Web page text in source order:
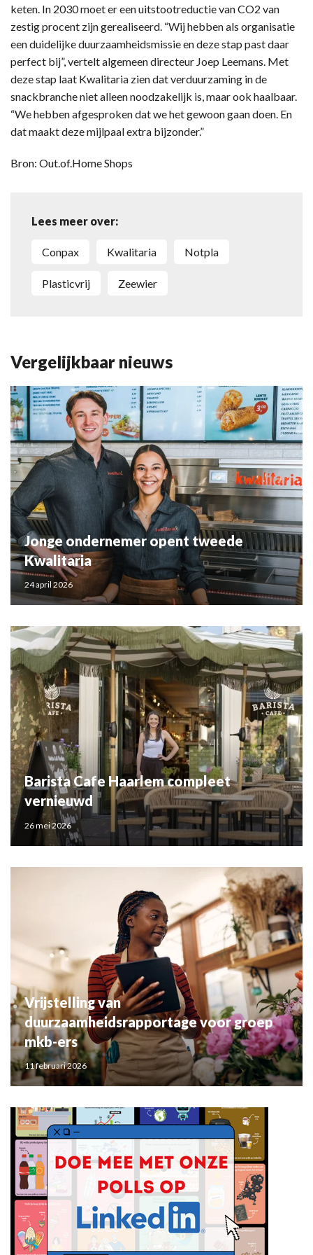
keten. In 2030 moet er een uitstootreductie van CO2 van
zestig procent zijn gerealiseerd. “Wij hebben als organisatie
een duidelijke duurzaamheidsmissie en deze stap past daar
perfect bij”, vertelt algemeen directeur Joep Leemans. Met
deze stap laat Kwalitaria zien dat verduurzaming in de
snackbranche niet alleen noodzakelijk is, maar ook haalbaar.
“We hebben afgesproken dat we het gewoon gaan doen. En
dat maakt deze mijlpaal extra bijzonder.”
Bron: Out.of.Home Shops
Lees meer over:
Conpax Kwalitaria Notpla
plasticvrij zeewier
Vergelijkbaar nieuws
Jonge ondernemer opent tweede
Kwalitaria
24 april 2026
Barista Cafe Haarlem compleet
vernieuwd
26 mei 2026
Vrijstelling van
duurzaamheidsrapportage voor groep
mkb-ers
11 februari 2026